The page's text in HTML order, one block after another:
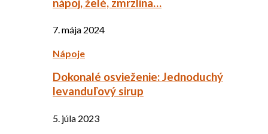
nápoj, želé, zmrzlina…
7. mája 2024
Nápoje
Dokonalé osvieženie: Jednoduchý
levanduľový sirup
5. júla 2023